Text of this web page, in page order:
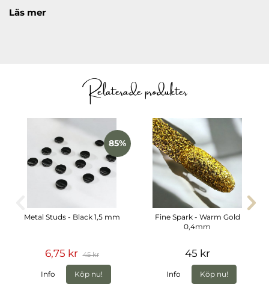
Upplösningsbar
Läs mer
Relaterade produkter
85%
Metal Studs - Black 1,5 mm
6,75 kr 45 kr
Info Köp nu!
Fine Spark - Warm Gold
0,4mm
45 kr
Info Köp nu!